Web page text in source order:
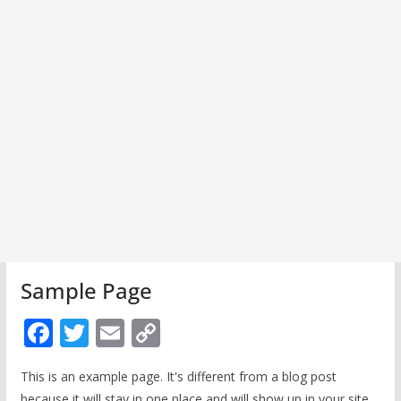
Sample Page
F
e
T
itt
E
ai
C
p
This is an example page. It's different from a blog post